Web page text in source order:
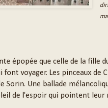
épopée que celle de la fille
font voyager. Les pinceaux de
Sorin. Une ballade
de l'espoir qui pointent leur